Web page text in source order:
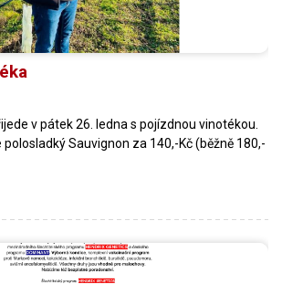
v pátek 26. ledna s pojízdnou vinotékou.
Sauvignon za 140,-Kč (běžně 180,-